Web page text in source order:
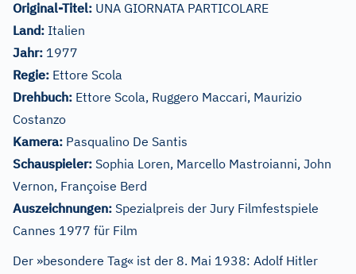
Original-Titel: UNA GIORNATA PARTICOLARE
Land: Italien
Jahr: 1977
Regie: Ettore Scola
Drehbuch: Ettore Scola, Ruggero Maccari, Maurizio
Costanzo
Kamera: Pasqualino De Santis
Schauspieler: Sophia Loren, Marcello Mastroianni, John
Vernon, Françoise Berd
Auszeichnungen: Spezialpreis der Jury Filmfestspiele
Cannes 1977 für Film
Der »besondere Tag« ist der 8. Mai 1938: Adolf Hitler